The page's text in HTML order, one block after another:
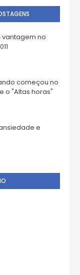
vantagem no
começou no
o "Altas horas"
e